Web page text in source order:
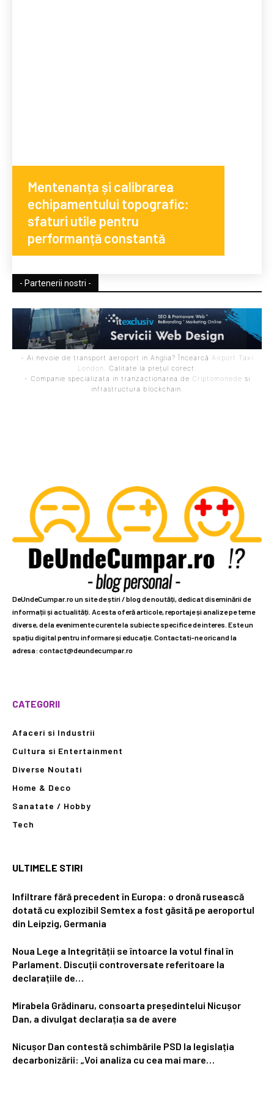
Mentenanța și calibrarea
echipamentului topografic:
sfaturi utile pentru
performanță constantă
- Partenerii nostri -
- Ai nevoie de transport aeroport in Anglia? Încearcă Airport Taxi
London . Calitate la prețul corect.
- Companie specializata in tranzactionarea de Criptomonede si
infrastructura blockchain.
DeUndeCumpar.ro un site de știri / blog de noutăți, dedicat diseminării de
informații și actualități. Acesta oferă articole, reportaje și analize pe teme
diverse, de la evenimente curente la subiecte specifice de interes. Este un
spațiu digital pentru informare și educație. Contactati-ne oricand la
adresa: contact@deundecumpar.ro
CATEGORII
Afaceri si Industrii
Cultura si Entertainment
Diverse Noutati
Home & Deco
Sanatate / Hobby
Tech
ULTIMELE STIRI
Infiltrare fără precedent în Europa: o dronă rusească
dotată cu explozibil Semtex a fost găsită pe aeroportul
din Leipzig, Germania
Noua Lege a Integrității se întoarce la votul final în
Parlament. Discuții controversate referitoare la
declarațiile de…
Mirabela Grădinaru, consoarta președintelui Nicușor
Dan, a divulgat declarația sa de avere
Nicușor Dan contestă schimbările PSD la legislația
decarbonizării: „Voi analiza cu cea mai mare…